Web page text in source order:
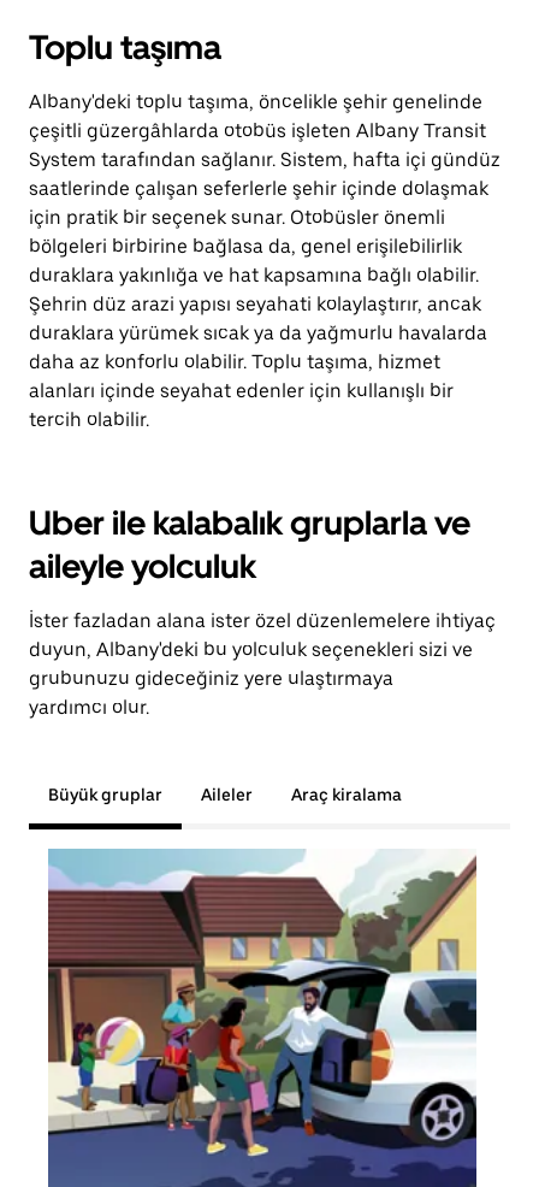
Toplu taşıma
Albany'deki toplu taşıma, öncelikle şehir genelinde
çeşitli güzergâhlarda otobüs işleten Albany Transit
System tarafından sağlanır. Sistem, hafta içi gündüz
saatlerinde çalışan seferlerle şehir içinde dolaşmak
için pratik bir seçenek sunar. Otobüsler önemli
bölgeleri birbirine bağlasa da, genel erişilebilirlik
duraklara yakınlığa ve hat kapsamına bağlı olabilir.
Şehrin düz arazi yapısı seyahati kolaylaştırır, ancak
duraklara yürümek sıcak ya da yağmurlu havalarda
daha az konforlu olabilir. Toplu taşıma, hizmet
alanları içinde seyahat edenler için kullanışlı bir
tercih olabilir.
Uber ile kalabalık gruplarla ve
aileyle yolculuk
İster fazladan alana ister özel düzenlemelere ihtiyaç
duyun, Albany'deki bu yolculuk seçenekleri sizi ve
grubunuzu gideceğiniz yere ulaştırmaya
yardımcı olur.
Büyük gruplar Aileler Araç kiralama